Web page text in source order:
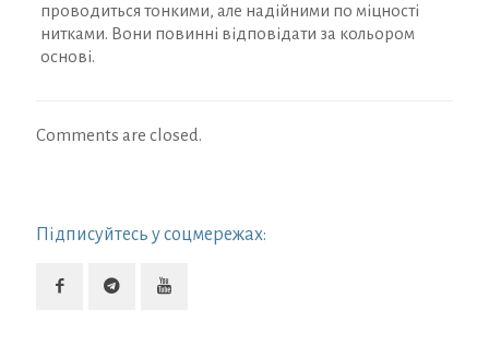
проводиться тонкими, але надійними по міцності
нитками. Вони повинні відповідати за кольором
основі.
Comments are closed.
Підписуйтесь у соцмережах: